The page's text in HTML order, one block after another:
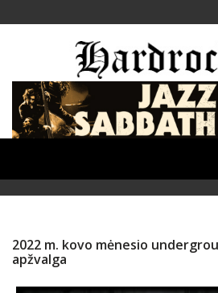
2022 m. kovo mėnesio
apžvalga